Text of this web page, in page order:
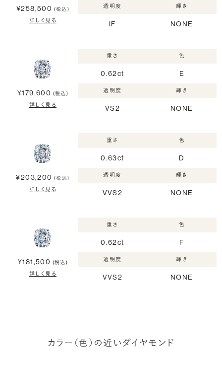
¥258,500 (税込)
詳しく見る
透明度
IF
輝き
NONE
¥179,600 (税込)
詳しく見る
重さ
0.62ct
色
E
透明度
VS2
輝き
NONE
¥203,200 (税込)
詳しく見る
重さ
0.63ct
色
D
透明度
VVS2
輝き
NONE
¥181,500 (税込)
詳しく見る
重さ
0.62ct
色
F
透明度
VVS2
輝き
NONE
カラー（色）の近いダイヤモンド